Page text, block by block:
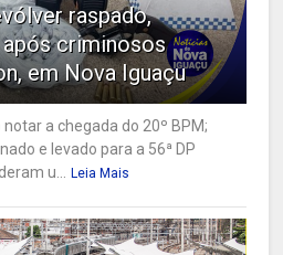
raspado,
criminosos
em Nova Iguaçu
a chegada do 20º BPM;
e levado para a 56ª DP
u...
Leia Mais